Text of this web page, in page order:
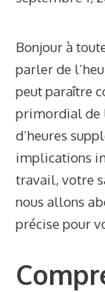
Bonjour à
parler de
peut paraître
primordial de
d’heures
implications
travail, votre
nous allons
précise pour